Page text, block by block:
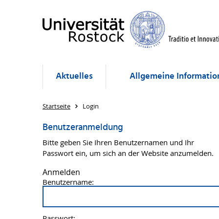
Aktuelles Allgemeine
Startseite Login
Benutzeranmeldung
Bitte geben Sie Ihren Benutzernamen und Ihr
Passwort ein, um sich an der Website anzumelden.
Anmelden
Benutzername: